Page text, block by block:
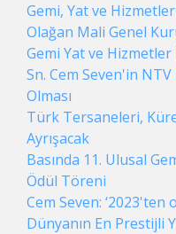
Gemi, Yat ve
Olağan Mali Genel
Gemi Yat ve Hizmetler
Sn. Cem Seven'in
Olması
Türk Tersaneleri,
Ayrışacak
Basında 11. Ulusal
Ödül Töreni
Cem Seven:
Dünyanın En Prestijli